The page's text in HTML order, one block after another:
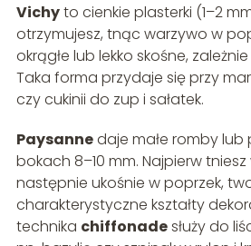
Vichyto cienkie plasterki (1–2
otrzymujesz, tnąc warzywo w
okrągłe lub lekko skośne,
Taka forma przydaje się przy
czy cukinii do zup i sałatek.
Paysannedaje małe romby lub
bokach 8–10 mm. Najpierw tniesz
następnie ukośnie w poprzek,
charakterystyczne kształty
technika chiffonadesłuży do